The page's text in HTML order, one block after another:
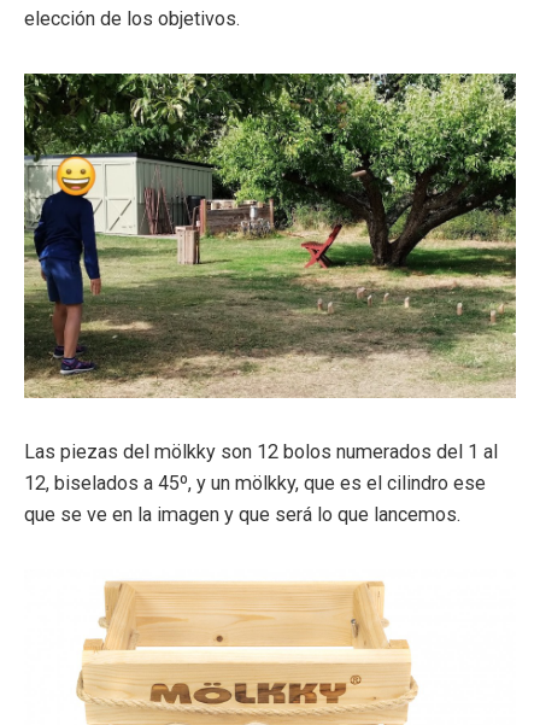
elección de los objetivos.
Las piezas del mölkky son 12 bolos numerados del 1 al
12, biselados a 45º, y un mölkky, que es el cilindro ese
que se ve en la imagen y que será lo que lancemos.